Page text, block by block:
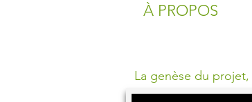
À PROPOS
La genèse du